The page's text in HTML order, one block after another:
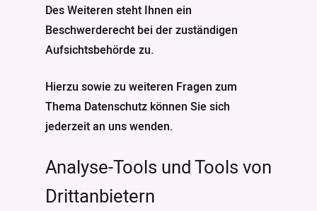
Des Weiteren steht Ihnen ein
Beschwerderecht bei der zuständigen
Aufsichtsbehörde zu.
Hierzu sowie zu weiteren Fragen zum
Thema Datenschutz können Sie sich
jederzeit an uns wenden.
Analyse-Tools und Tools von
Dritt­anbietern